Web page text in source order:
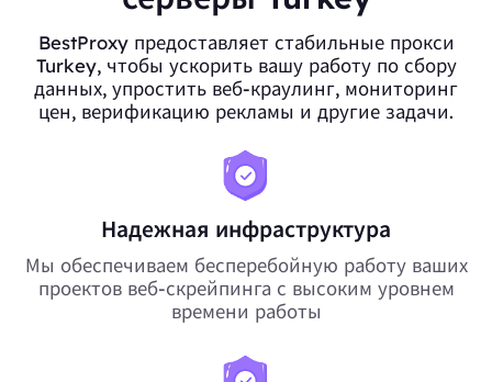
BestProxy предоставляет стабильные прокси
Turkey, чтобы ускорить вашу работу по сбору
данных, упростить веб-краулинг, мониторинг
цен, верификацию рекламы и другие задачи.
Надежная инфраструктура
Мы обеспечиваем бесперебойную работу ваших
проектов веб-скрейпинга с высоким уровнем
времени работы